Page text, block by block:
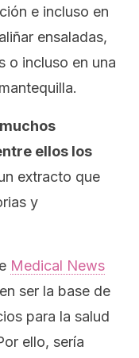
e incluso en
ensaladas,
o incluso en una
ellos los
extracto que
y
Medical News
ser la base de
para la salud
ello, sería